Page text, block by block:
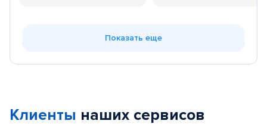
Показать еще
Клиенты наших сервисов